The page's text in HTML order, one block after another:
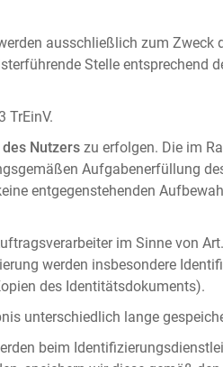
ausschließlich zum Zweck
Stelle entsprechend
TrEinV.
Nutzers zu erfolgen. Die im
Aufgabenerfüllung
entgegenstehenden
im Sinne von
werden insbesondere
des Identitätsdokuments).
unterschiedlich lange
beim